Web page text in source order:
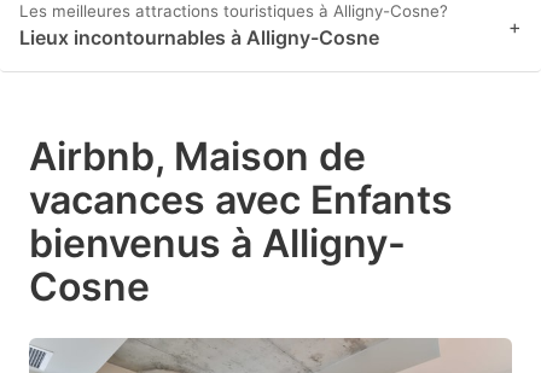
Les meilleures attractions touristiques à Alligny-Cosne?
Lieux incontournables à Alligny-Cosne +
Airbnb, Maison de
vacances avec Enfants
bienvenus à Alligny-
Cosne